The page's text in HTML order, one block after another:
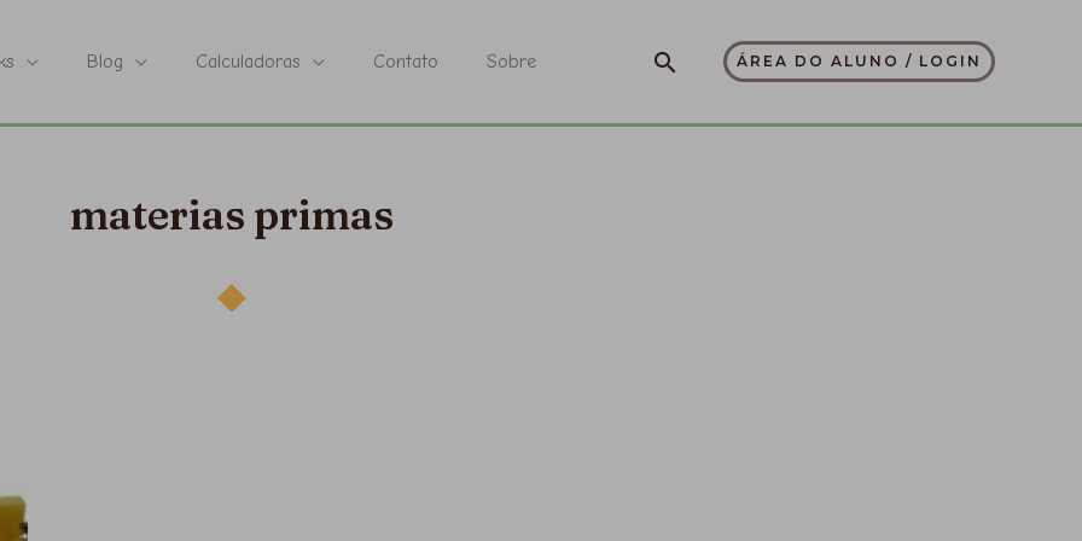
Blog Calculadoras Contato Sobre PesquisarÁREA DO ALUNO / LOGIN
materias primas